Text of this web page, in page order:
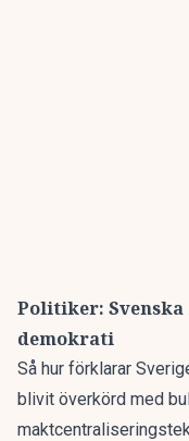
Politiker:
demokrati
Så hur förklarar
blivit överkörd med